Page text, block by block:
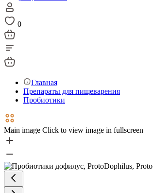
0
Главная
Препараты для пищеварения
Пробиотики
Main image Click to view image in fullscreen